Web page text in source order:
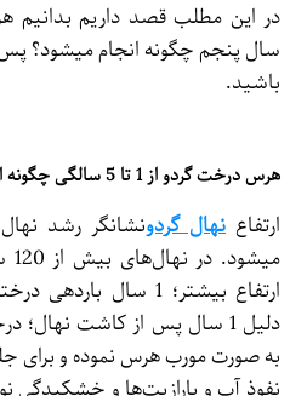
در این مطلب قصد داریم بدانیم
سال پنجم چگونه انجام میشود؟ پس
باشید.
هرس درخت گردو از 1 تا 5 سالگی چگونه است؟
ارتفاعنهال گردونشانگر رشد
ارتفاع بیشتر؛ 1 سال
به صورت مورب هرس نموده و برای
نفوذ آب و پارازیت‌ها و